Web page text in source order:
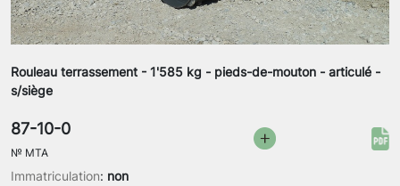
Rouleau terrassement - 1'585 kg - pieds-de-mouton - articulé -
s/siège
Immatriculation: non
87-10-0
№ MTA